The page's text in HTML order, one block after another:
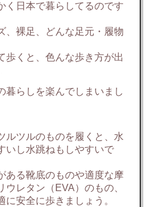
く日本で暮らしてるのです
、裸足、どんな足元・履物
歩くと、色んな歩き方が出
暮らしを楽んでしまいまし
ルツルのものを履くと、水
いし水跳ねもしやすいで
ある靴底のものや適度な摩
レタン（EVA）のもの、
安全に歩きましょう。